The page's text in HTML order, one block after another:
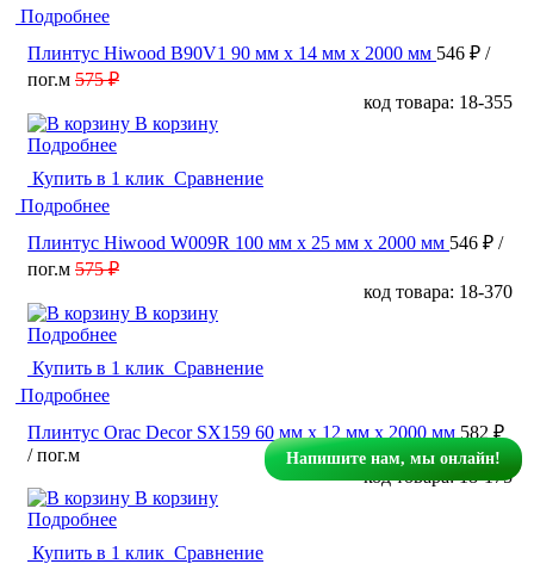
Подробнее
Плинтус Hiwood B90V1 90 мм х 14 мм х 2000 мм 546 ₽ /
пог.м 575 ₽
код товара: 18-355
В корзину
Подробнее
Купить в 1 клик Сравнение
Подробнее
Плинтус Hiwood W009R 100 мм х 25 мм х 2000 мм 546 ₽ /
пог.м 575 ₽
код товара: 18-370
В корзину
Подробнее
Купить в 1 клик Сравнение
Подробнее
Плинтус Orac Decor SX159 60 мм х 12 мм х 2000 мм 582 ₽
/ пог.м
код товара: 18-175
В корзину
Подробнее
Купить в 1 клик Сравнение
Напишите нам, мы онлайн!